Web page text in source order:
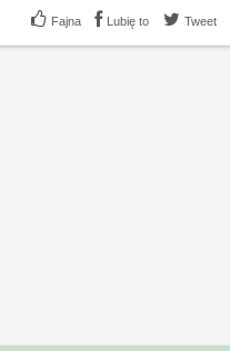
Lubię to Tweet